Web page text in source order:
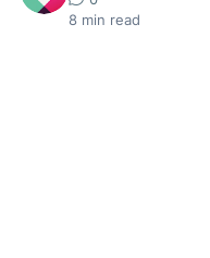
8 min read